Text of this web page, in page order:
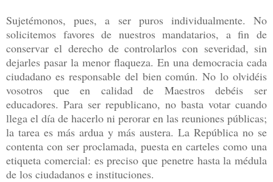
Sujetémonos, pues, a ser puros individualmente. No
solicitemos favores de nuestros mandatarios, a fin de
conservar el derecho de controlarlos con severidad, sin
dejarles pasar la menor flaqueza. En una democracia cada
ciudadano es responsable del bien común. No lo olvidéis
vosotros que en calidad de Maestros debéis ser
educadores. Para ser republicano, no basta votar cuando
llega el día de hacerlo ni perorar en las reuniones públicas;
la tarea es más ardua y más austera. La República no se
contenta con ser proclamada, puesta en carteles como una
etiqueta comercial: es preciso que penetre hasta la médula
de los ciudadanos e instituciones.